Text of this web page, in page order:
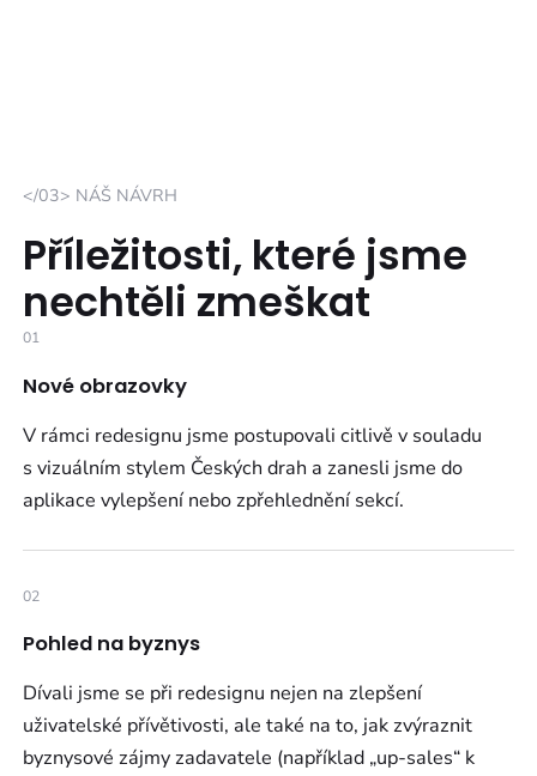
</03> NÁŠ NÁVRH
Příležitosti, které jsme
nechtěli zmeškat
01
Nové obrazovky
V rámci redesignu jsme postupovali citlivě v souladu
s vizuálním stylem Českých drah a zanesli jsme do
aplikace vylepšení nebo zpřehlednění sekcí.
02
Pohled na byznys
Dívali jsme se při redesignu nejen na zlepšení
uživatelské přívětivosti, ale také na to, jak zvýraznit
byznysové zájmy zadavatele (například „up-sales“ k